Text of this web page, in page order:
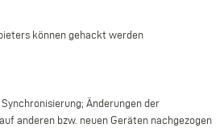
können gehackt werden
Änderungen der
anderen bzw. neuen Geräten nachgezogen